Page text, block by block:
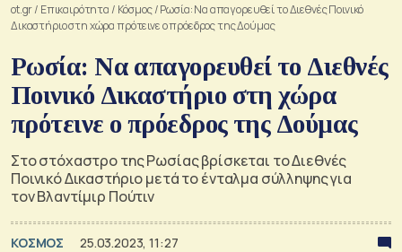
ot.gr/ Επικαιρότητα / Κόσμος/Ρωσία: Να απαγορευθεί το Διεθνές Ποινικό
Δικαστήριο στη χώρα πρότεινε ο πρόεδρος της Δούμας
Ρωσία: Να απαγορευθεί το Διεθνές
Ποινικό Δικαστήριο στη χώρα
πρότεινε ο πρόεδρος της Δούμας
Στο στόχαστρο της Ρωσίας βρίσκεται το Διεθνές
Ποινικό Δικαστήριο μετά το ένταλμα σύλληψης για
τον Βλαντίμιρ Πούτιν
ΚΟΣΜΟΣ 25.03.2023, 11:27